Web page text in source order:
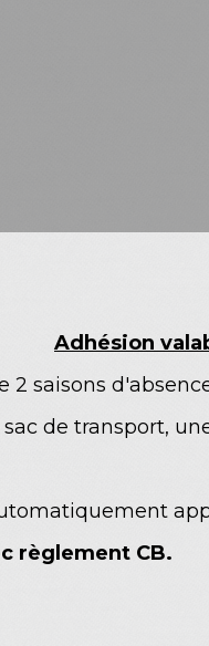
Adhésion
2 saisons
de transport,
règlement CB.